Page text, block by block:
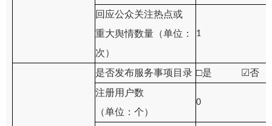
回应公众关注热点或
重大舆情数量（单位：
次）
1
是否发布服务事项目录 □是 ☑否
注册用户数
（单位：个）
0